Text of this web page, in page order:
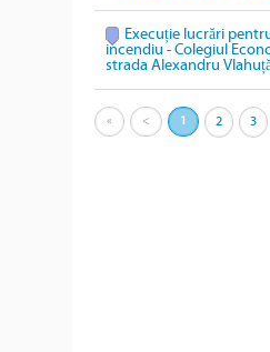
Execuție lucrări
incendiu - Colegiul
strada Alexandru
« < 1 2 3